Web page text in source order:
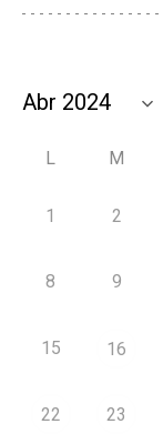
L M
1 2
8 9
15 16
22 23